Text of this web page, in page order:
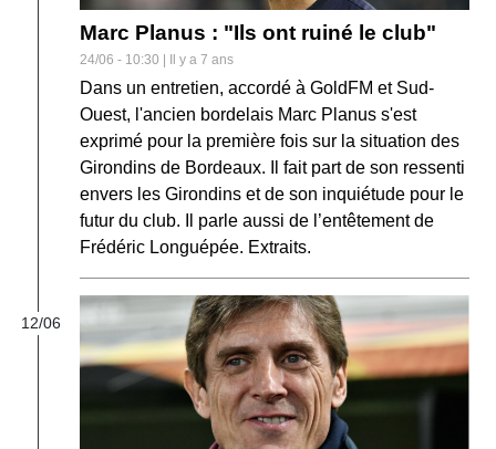
Marc Planus : "Ils ont ruiné le club"
24/06 - 10:30 | Il y a 7 ans
Dans un entretien, accordé à GoldFM et Sud-
Ouest, l'ancien bordelais Marc Planus s'est
exprimé pour la première fois sur la situation des
Girondins de Bordeaux. Il fait part de son ressenti
envers les Girondins et de son inquiétude pour le
futur du club. Il parle aussi de l’entêtement de
Frédéric Longuépée. Extraits.
12/06